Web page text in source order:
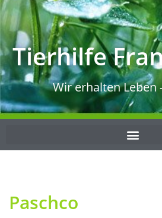
Tierhilfe
Wir erhalten Leben
Paschco